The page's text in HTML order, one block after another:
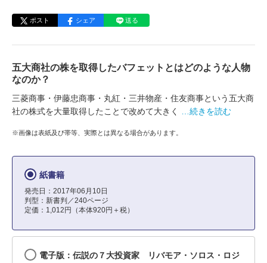
ポスト シェア 送る
五大商社の株を取得したバフェットとはどのような人物
なのか？
三菱商事・伊藤忠商事・丸紅・三井物産・住友商事という五大商
社の株式を大量取得したことで改めて大きく
…続きを読む
※画像は表紙及び帯等、実際とは異なる場合があります。
紙書籍
発売日：2017年06月10日
判型：新書判／240ページ
定価：1,012円（本体920円＋税）
電子版：伝説の７大投資家 リバモア・ソロス・ロジ